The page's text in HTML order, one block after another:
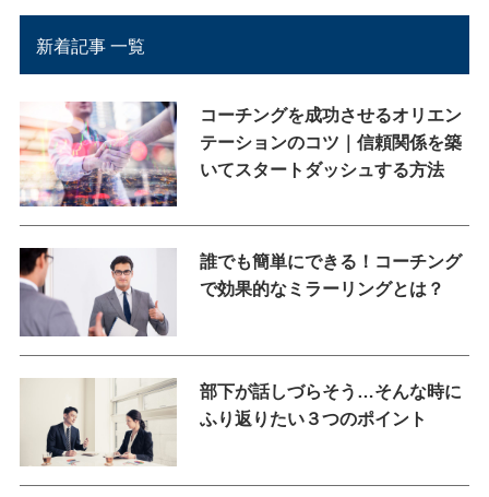
新着記事 一覧
コーチングを成功させるオリエン
テーションのコツ｜信頼関係を築
いてスタートダッシュする方法
誰でも簡単にできる！コーチング
で効果的なミラーリングとは？
部下が話しづらそう…そんな時に
ふり返りたい３つのポイント